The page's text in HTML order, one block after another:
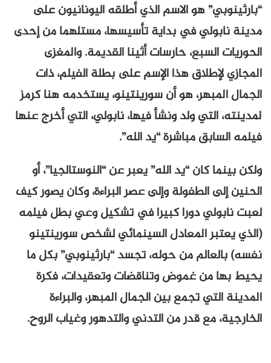
“بارثينوبي” هو الاسم الذي أطلقه اليونانيون على
مدينة نابولي في بداية تأسيسها، مستلهما من إحدى
الحوريات السبع، حارسات أثينا القديمة. والمغزى
المجازي لإطلاق هذا الإسم على بطلة الفيلم، ذات
الجمال المبهر، هو أن سورينتينو، يستخدمه هنا كرمز
لمدينته، التي ولد ونشأ فيها، نابولي، التي أخرج عنها
فيلمه السابق مباشرة “يد الله”.
ولكن بينما كان “يد الله” يعبر عن “النوستالجيا”، أو
الحنين إلى الطفولة وإلى عصر البراءة، وكان يصور كيف
لعبت نابولي دورا كبيرا في تشكيل وعي بطل فيلمه
(الذي يعتبر المعادل السينمائي لشخص سورينتينو
نفسه) بالعالم من حوله، تجسد “بارثينوبي” بكل ما
يحيط بها من غموض وتناقضات وتعقيدات، فكرة
المدينة التي تجمع بين الجمال المبهر، والبراءة
الخارجية، مع قدر من التدني والتدهور وغياب الروح.